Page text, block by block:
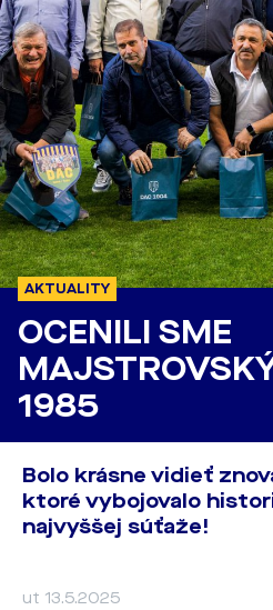
AKTUALITY
OCENILI SME
1985
Bolo krásne vidieť
ktoré vybojovalo
najvyššej súťaže!
ut 13.5.2025